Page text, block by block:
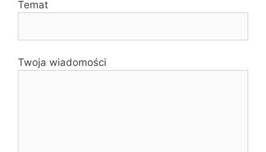
Temat
Twoja wiadomości